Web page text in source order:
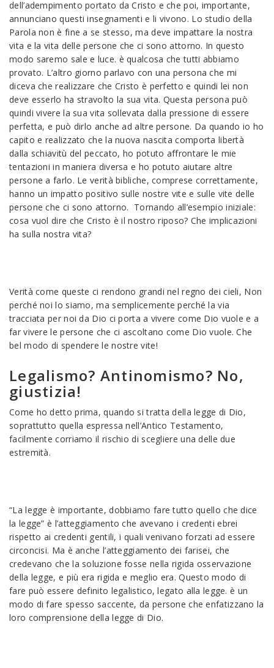
dell’adempimento portato da Cristo e che poi, importante,
annunciano questi insegnamenti e li vivono. Lo studio della
Parola non è fine a se stesso, ma deve impattare la nostra
vita e la vita delle persone che ci sono attorno. In questo
modo saremo sale e luce. è qualcosa che tutti abbiamo
provato. L’altro giorno parlavo con una persona che mi
diceva che realizzare che Cristo è perfetto e quindi lei non
deve esserlo ha stravolto la sua vita. Questa persona può
quindi vivere la sua vita sollevata dalla pressione di essere
perfetta, e può dirlo anche ad altre persone. Da quando io ho
capito e realizzato che la nuova nascita comporta libertà
dalla schiavitù del peccato, ho potuto affrontare le mie
tentazioni in maniera diversa e ho potuto aiutare altre
persone a farlo. Le verità bibliche, comprese correttamente,
hanno un impatto positivo sulle nostre vite e sulle vite delle
persone che ci sono attorno. Tornando all’esempio iniziale:
cosa vuol dire che Cristo è il nostro riposo? Che implicazioni
ha sulla nostra vita?
Verità come queste ci rendono grandi nel regno dei cieli, Non
perché noi lo siamo, ma semplicemente perché la via
tracciata per noi da Dio ci porta a vivere come Dio vuole e a
far vivere le persone che ci ascoltano come Dio vuole. Che
bel modo di spendere le nostre vite!
Legalismo? Antinomismo? No,
giustizia!
Come ho detto prima, quando si tratta della legge di Dio,
soprattutto quella espressa nell’Antico Testamento,
facilmente corriamo il rischio di scegliere una delle due
estremità.
“La legge è importante, dobbiamo fare tutto quello che dice
la legge” è l’atteggiamento che avevano i credenti ebrei
rispetto ai credenti gentili, i quali venivano forzati ad essere
circoncisi. Ma è anche l’atteggiamento dei farisei, che
credevano che la soluzione fosse nella rigida osservazione
della legge, e più era rigida e meglio era. Questo modo di
fare può essere definito legalistico, legato alla legge. è un
modo di fare spesso saccente, da persone che enfatizzano la
loro comprensione della legge di Dio.